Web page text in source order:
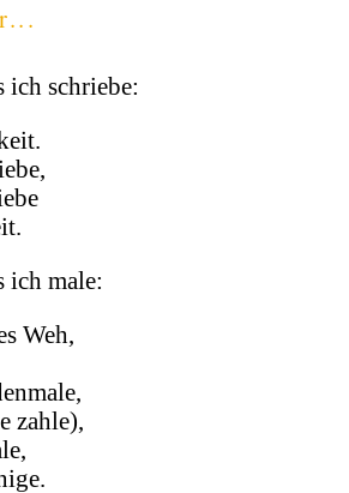
ich schriebe:
ich male:
Weh,
zahle),